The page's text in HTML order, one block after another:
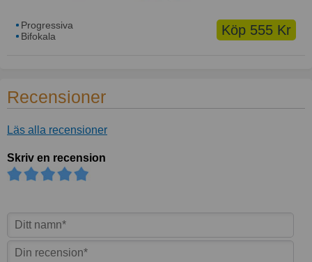
Köp 555 Kr
Progressiva
Bifokala
Recensioner
Läs alla recensioner
Skriv en recension